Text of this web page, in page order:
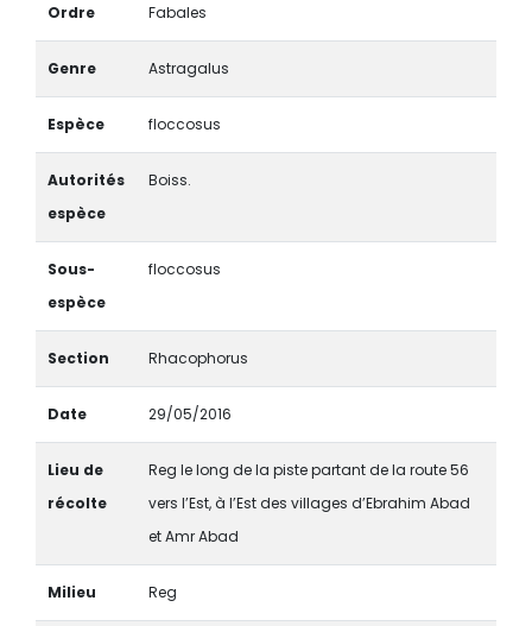
Ordre Fabales
Genre Astragalus
Espèce floccosus
Autorités
espèce
Boiss.
Sous-
espèce
floccosus
Section Rhacophorus
Date 29/05/2016
Lieu de
récolte
Reg le long de la piste partant de la route 56
vers l’Est, à l’Est des villages d’Ebrahim Abad
et Amr Abad
Milieu Reg